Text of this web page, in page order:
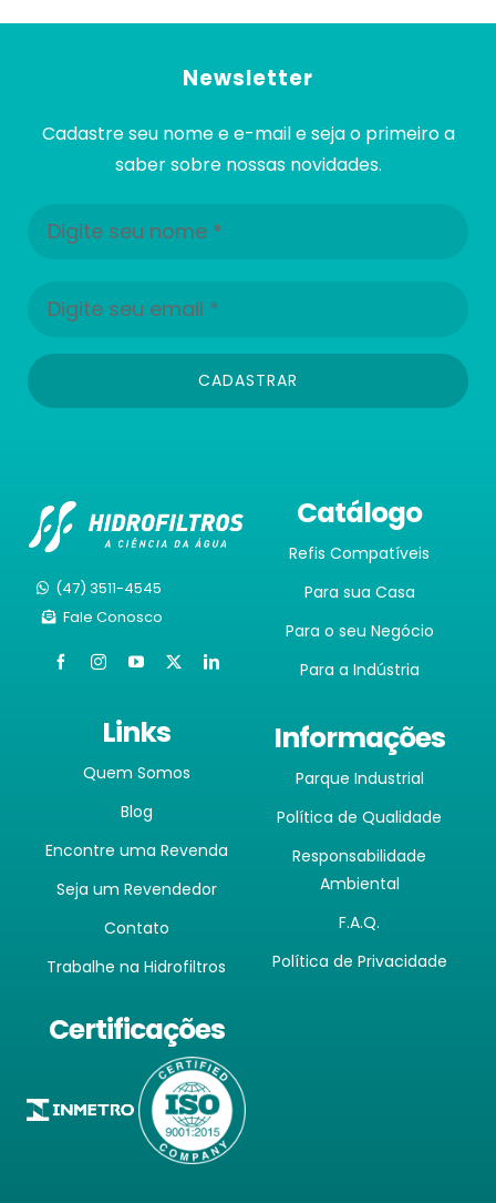
Newsletter
Cadastre seu nome e e-mail e seja o primeiro a
saber sobre nossas novidades.
CADASTRAR
(47) 3511-4545
Fale Conosco
Catálogo
Refis Compatíveis
Para sua Casa
Para o seu Negócio
Para a Indústria
Links
Quem Somos
Blog
Encontre uma Revenda
Seja um Revendedor
Contato
Trabalhe na Hidrofiltros
Informações
Parque Industrial
Política de Qualidade
Responsabilidade
Ambiental
F.A.Q.
Política de Privacidade
Certificações